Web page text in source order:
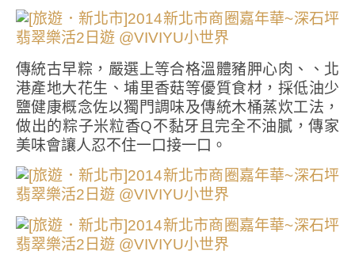
傳統古早粽，嚴選上等合格溫體豬胛心肉、、北
港產地大花生、埔里香菇等優質食材，採低油少
鹽健康概念佐以獨門調味及傳統木桶蒸炊工法，
做出的粽子米粒香Q不黏牙且完全不油膩，傳家
美味會讓人忍不住一口接一口。